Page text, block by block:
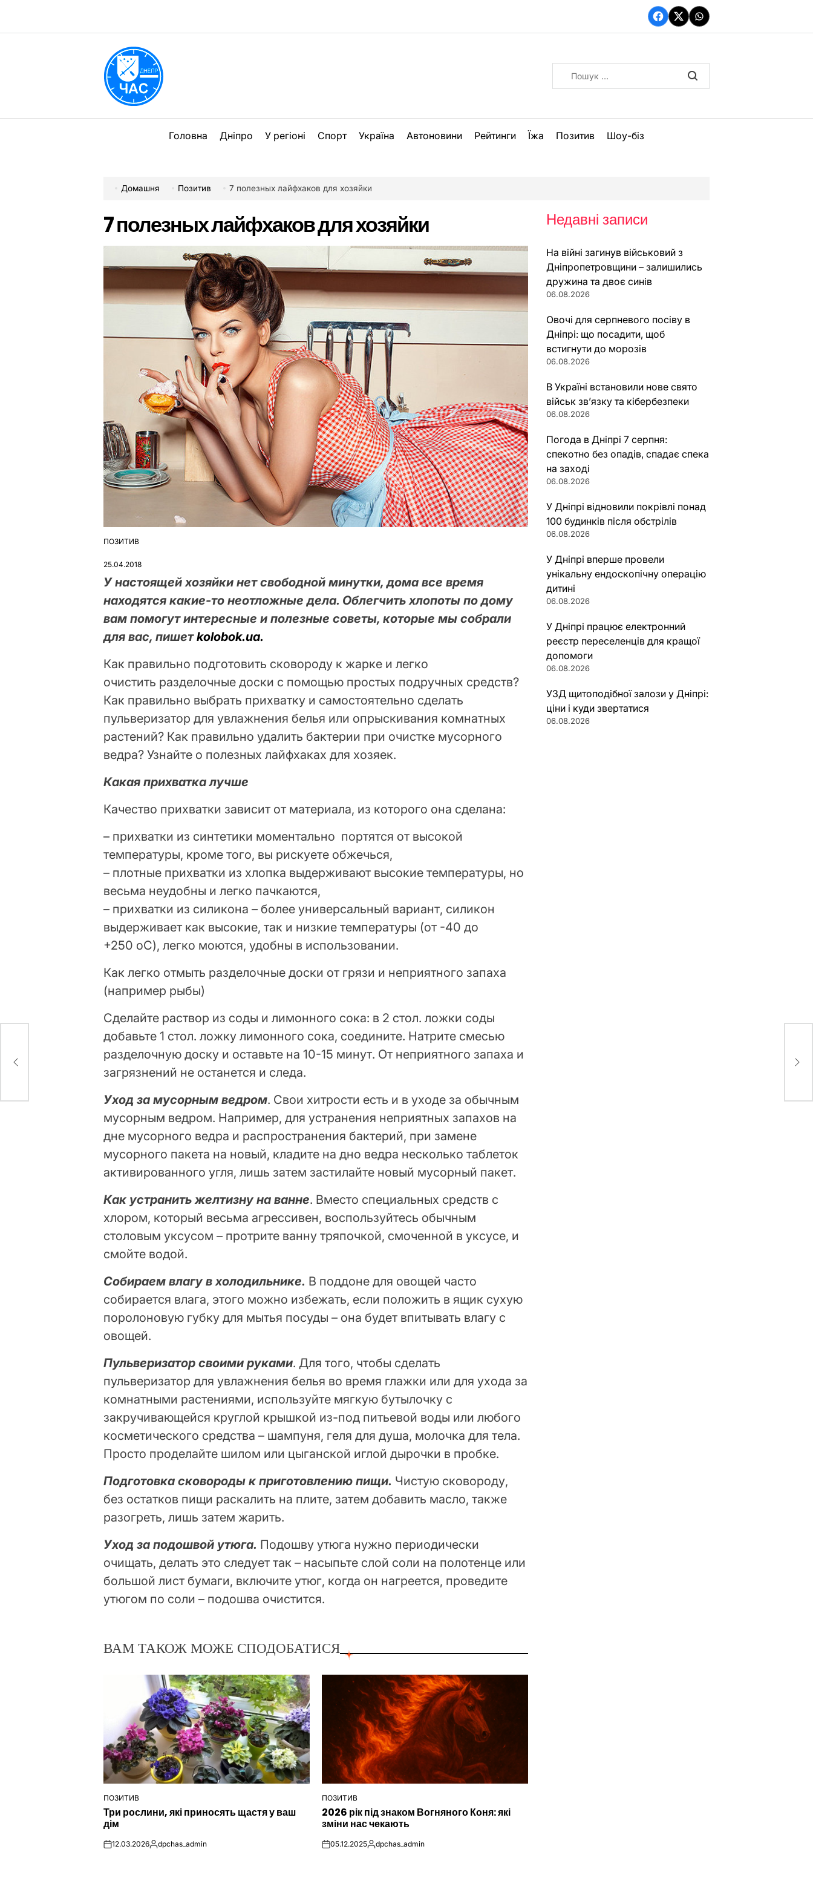
вмісту
Facebook
TwitterWhatsApp
Головна Дніпро У регіоні Спорт Україна Автоновини Рейтинги Їжа Позитив Шоу-біз
Домашня Позитив 7 полезных лайфхаков для хозяйки
7 полезных лайфхаков для хозяйки
ОПУБЛІКУВАТИ
ПОЗИТИВ
25.04.2018
У настоящей хозяйки нет свободной минутки, дома все время
находятся какие-то неотложные дела. Облегчить хлопоты по дому
вам помогут интересные и полезные советы, которые мы собрали
для вас, пишетkolobok.ua.
Как правильно подготовить сковороду к жарке и легко
очистить разделочные доски с помощью простых подручных средств?
Как правильно выбрать прихватку и самостоятельно сделать
пульверизатор для увлажнения белья или опрыскивания комнатных
растений? Как правильно удалить бактерии при очистке мусорного
ведра? Узнайте о полезных лайфхаках для хозяек.
Какая прихватка лучше
Качество прихватки зависит от материала, из которого она сделана:
– прихватки из синтетики моментально портятся от высокой
температуры, кроме того, вы рискуете обжечься,
– плотные прихватки из хлопка выдерживают высокие температуры, но
весьма неудобны и легко пачкаются,
– прихватки из силикона – более универсальный вариант, силикон
выдерживает как высокие, так и низкие температуры (от -40 до
+250 оС), легко моются, удобны в использовании.
Как легко отмыть разделочные доски от грязи и неприятного запаха
(например рыбы)
Сделайте раствор из соды и лимонного сока: в 2 стол. ложки соды
добавьте 1 стол. ложку лимонного сока, соедините. Натрите смесью
разделочную доску и оставьте на 10-15 минут. От неприятного запаха и
загрязнений не останется и следа.
Уход за мусорным ведром. Свои хитрости есть и в уходе за обычным
мусорным ведром. Например, для устранения неприятных запахов на
дне мусорного ведра и распространения бактерий, при замене
мусорного пакета на новый, кладите на дно ведра несколько таблеток
активированного угля, лишь затем застилайте новый мусорный пакет.
Как устранить желтизну на ванне. Вместо специальных средств с
хлором, который весьма агрессивен, воспользуйтесь обычным
столовым уксусом – протрите ванну тряпочкой, смоченной в уксусе, и
смойте водой.
Собираем влагу в холодильнике. В поддоне для овощей часто
собирается влага, этого можно избежать, если положить в ящик сухую
поролоновую губку для мытья посуды – она будет впитывать влагу с
овощей.
Пульверизатор своими руками. Для того, чтобы сделать
пульверизатор для увлажнения белья во время глажки или для ухода за
комнатными растениями, используйте мягкую бутылочку с
закручивающейся круглой крышкой из-под питьевой воды или любого
косметического средства – шампуня, геля для душа, молочка для тела.
Просто проделайте шилом или цыганской иглой дырочки в пробке.
Подготовка сковороды к приготовлению пищи. Чистую сковороду,
без остатков пищи раскалить на плите, затем добавить масло, также
разогреть, лишь затем жарить.
Уход за подошвой утюга. Подошву утюга нужно периодически
очищать, делать это следует так – насыпьте слой соли на полотенце или
большой лист бумаги, включите утюг, когда он нагреется, проведите
утюгом по соли – подошва очистится.
ВАМ ТАКОЖ МОЖЕ СПОДОБАТИСЯ
ОПУБЛІКУВАТИ
ПОЗИТИВ
Три рослини, які приносять щастя у ваш
дім
on12.03.2026Опубліковано
dpchas_admin
ОПУБЛІКУВАТИ
У
ПОЗИТИВ
2026 рік під знаком Вогняного Коня: які
зміни нас чекають
on05.12.2025Опубліковано
dpchas_admin
Недавні записи
На війні загинув військовий з
Дніпропетровщини – залишились
дружина та двоє синів
06.08.2026
Овочі для серпневого посіву в
Дніпрі: що посадити, щоб
встигнути до морозів
06.08.2026
В Україні встановили нове свято
військ зв’язку та кібербезпеки
06.08.2026
Погода в Дніпрі 7 серпня:
спекотно без опадів, спадає спека
на заході
06.08.2026
У Дніпрі відновили покрівлі понад
100 будинків після обстрілів
06.08.2026
У Дніпрі вперше провели
унікальну ендоскопічну операцію
дитині
06.08.2026
У Дніпрі працює електронний
реєстр переселенців для кращої
допомоги
06.08.2026
УЗД щитоподібної залози у Дніпрі:
ціни і куди звертатися
06.08.2026